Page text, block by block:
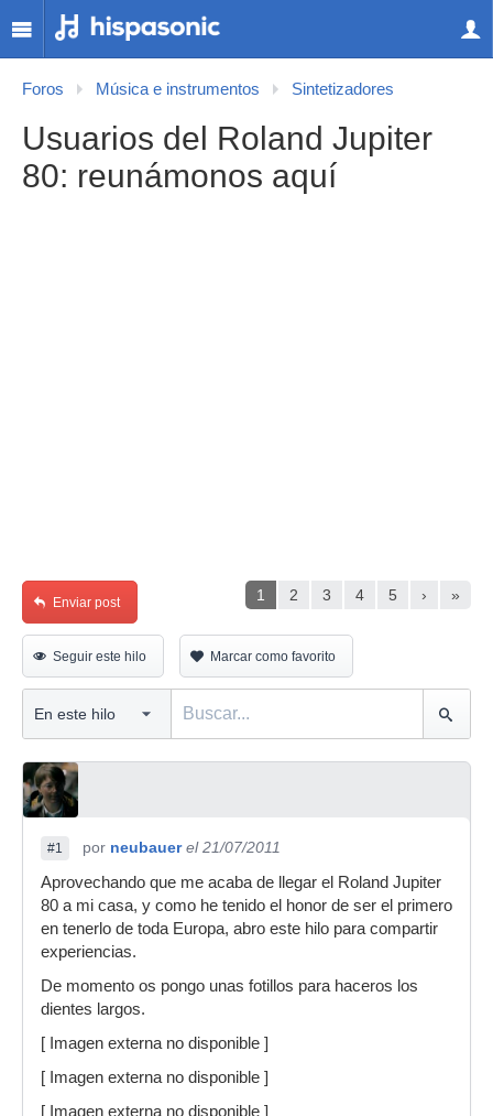
Foros Música e instrumentos Sintetizadores
Usuarios del Roland Jupiter
80: reunámonos aquí
1 2 3 4 5 › »
Enviar post
Seguir este hilo Marcar como favorito
#1 por neubauer el 21/07/2011
Aprovechando que me acaba de llegar el Roland Jupiter
80 a mi casa, y como he tenido el honor de ser el primero
en tenerlo de toda Europa, abro este hilo para compartir
experiencias.
De momento os pongo unas fotillos para haceros los
dientes largos.
[ Imagen externa no disponible ]
[ Imagen externa no disponible ]
[ Imagen externa no disponible ]